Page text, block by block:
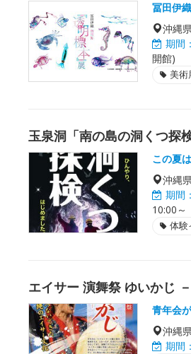
冨田伊
沖縄
期間：
開館)
美術
玉泉洞「南の島の洞くつ探検
この夏
沖縄
期間：
10:00～
体験
エイサー 演舞祭 ゆいかじ
青年会
沖縄
期間：